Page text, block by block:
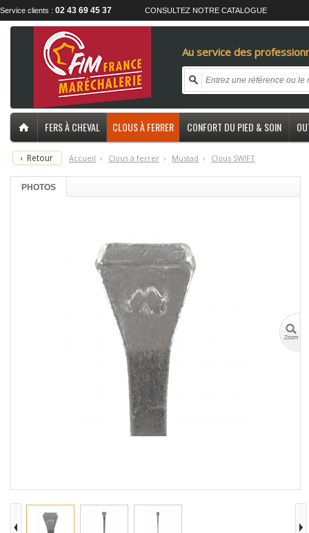
Service clients : 02 43 69 45 37 CONSULTEZ NOTRE CATALOGUE
Au service des
FERS À CHEVAL CLOUS À FERRER CONFORT DU PIED & SOIN
‹ Retour Accueil › Clous à ferrer › Mustad › Clous SWIFT
PHOTOS